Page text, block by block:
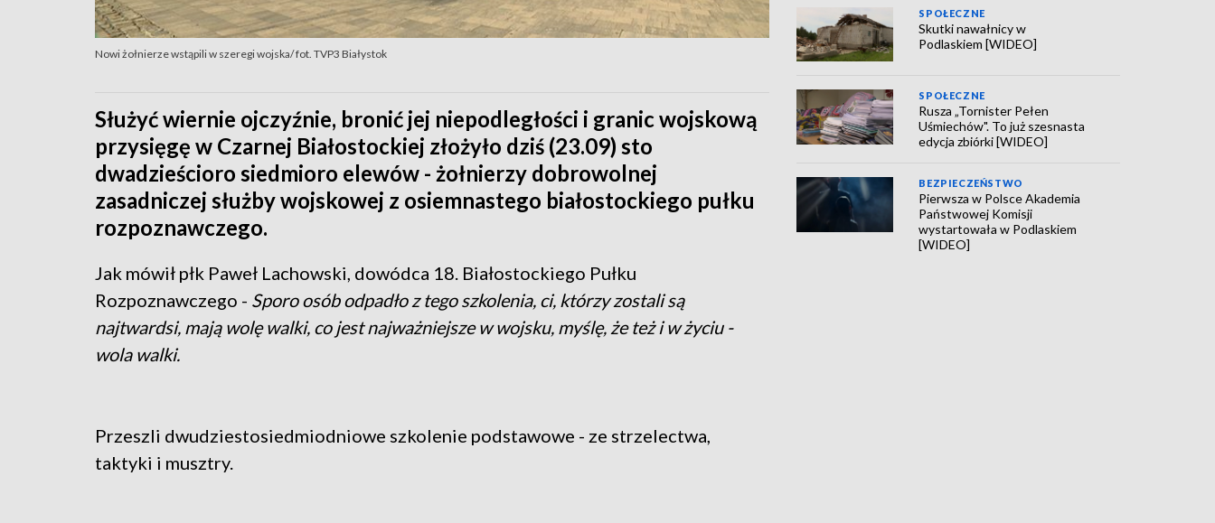
Nowi żołnierze wstąpili w szeregi wojska/ fot. TVP3 Białystok
Służyć wiernie ojczyźnie, bronić jej niepodległości i granic wojskową
przysięgę w Czarnej Białostockiej złożyło dziś (23.09) sto
dwadzieścioro siedmioro elewów - żołnierzy dobrowolnej
zasadniczej służby wojskowej z osiemnastego białostockiego pułku
rozpoznawczego.
Jak mówił płk Paweł Lachowski, dowódca 18. Białostockiego Pułku
Rozpoznawczego - Sporo osób odpadło z tego szkolenia, ci, którzy zostali są
najtwardsi, mają wolę walki, co jest najważniejsze w wojsku, myślę, że też i w życiu -
wola walki.
Przeszli dwudziestosiedmiodniowe szkolenie podstawowe - ze strzelectwa,
taktyki i musztry.
SPOŁECZNE
Skutki nawałnicy w
Podlaskiem [WIDEO]
SPOŁECZNE
Rusza „Tornister Pełen
Uśmiechów". To już szesnasta
edycja zbiórki [WIDEO]
BEZPIECZEŃSTWO
Pierwsza w Polsce Akademia
Państwowej Komisji
wystartowała w Podlaskiem
[WIDEO]